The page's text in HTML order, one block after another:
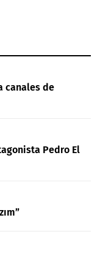
canales de
Pedro El